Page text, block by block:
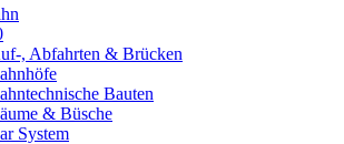
, Abfahrten & Brücken
Bauten
& Büsche
System